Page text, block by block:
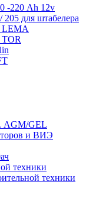
-220 Ah 12v
для штабелера
LEMA
AGM/GEL
и ВИЭ
техники
техники